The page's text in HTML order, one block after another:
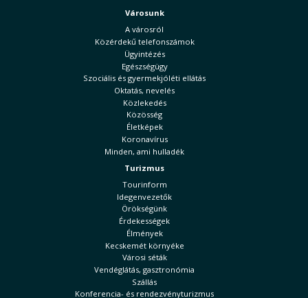
Városunk
A városról
Közérdekű telefonszámok
Ügyintézés
Egészségügy
Szociális és gyermekjóléti ellátás
Oktatás, nevelés
Közlekedés
Közösség
Életképek
Koronavírus
Minden, ami hulladék
Turizmus
Tourinform
Idegenvezetők
Örökségünk
Érdekességek
Élmények
Kecskemét környéke
Városi séták
Vendéglátás, gasztronómia
Szállás
Konferencia- és rendezvényturizmus